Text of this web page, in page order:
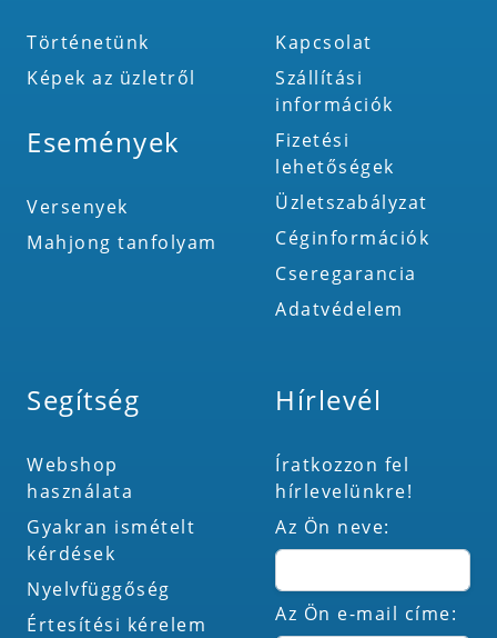
Történetünk
Képek az üzletről
Események
Versenyek
Mahjong tanfolyam
Kapcsolat
Szállítási
információk
Fizetési
lehetőségek
Üzletszabályzat
Céginformációk
Cseregarancia
Adatvédelem
Segítség
Webshop
használata
Gyakran ismételt
kérdések
Nyelvfüggőség
Értesítési kérelem
Hírlevél
Íratkozzon fel
hírlevelünkre!
Az Ön neve:
Az Ön e-mail címe: